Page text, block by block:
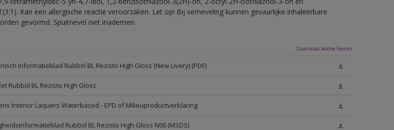
Kan een allergische reactie veroorzaken. Let op! Bij verneveling kunnen gevaarlijke inhaleerbare
gevormd. Spuitnevel niet inademen.
Download Adobe Reader
Informatieblad Rubbol BL Rezisto High Gloss (New Livery) (PDF)
Rubbol BL Rezisto High Gloss
Interior Laquers Waterbased - EPD of Milieuproductverklaring
Rubbol BL Rezisto High Gloss N00 (MSDS)